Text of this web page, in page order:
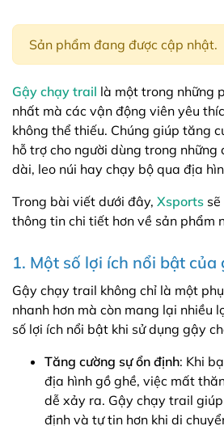
Sản phẩm đang được cập nhật.
Gậy chạy trail là một trong những
nhất mà các vận động viên yêu
không thể thiếu. Chúng giúp tăng
hỗ trợ cho người dùng trong những
dài, leo núi hay chạy bộ qua địa
Trong bài viết dưới đây, Xsports
thông tin chi tiết hơn về sản phẩm
1. Một số lợi ích nổi bật
Gậy chạy trail không chỉ là một
nhanh hơn mà còn mang lại nhiều
số lợi ích nổi bật khi sử dụng gậy
Tăng cường sự ổn định: Khi
địa hình gồ ghề, việc mất
dễ xảy ra. Gậy chạy trail
định và tự tin hơn khi di